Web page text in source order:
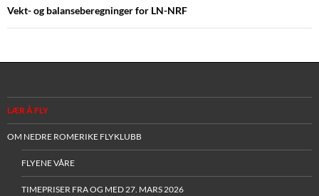
Vekt- og balanseberegninger for LN-NRF
LÆR Å FLY
OM NEDRE ROMERIKE FLYKLUBB
FLYENE VÅRE
TIMEPRISER FRA OG MED 27. MARS 2026